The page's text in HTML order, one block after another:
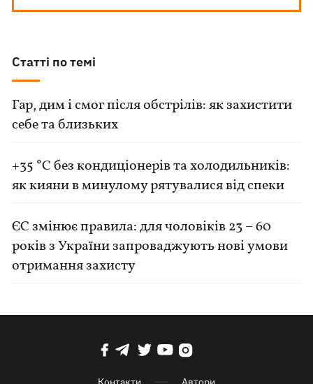
Статті по темі
Гар, дим і смог після обстрілів: як захистити
себе та близьких
+35 °C без кондиціонерів та холодильників:
як кияни в минулому рятувалися від спеки
ЄС змінює правила: для чоловіків 23 – 60
років з України запроваджують нові умови
отримання захисту